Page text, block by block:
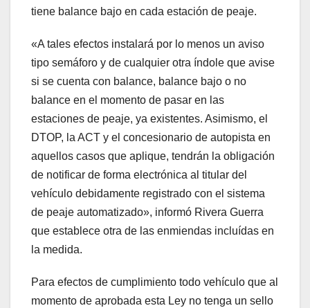
tiene balance bajo en cada estación de peaje.
«A tales efectos instalará por lo menos un aviso
tipo semáforo y de cualquier otra índole que avise
si se cuenta con balance, balance bajo o no
balance en el momento de pasar en las
estaciones de peaje, ya existentes. Asimismo, el
DTOP, la ACT y el concesionario de autopista en
aquellos casos que aplique, tendrán la obligación
de notificar de forma electrónica al titular del
vehículo debidamente registrado con el sistema
de peaje automatizado», informó Rivera Guerra
que establece otra de las enmiendas incluídas en
la medida.
Para efectos de cumplimiento todo vehículo que al
momento de aprobada esta Ley no tenga un sello